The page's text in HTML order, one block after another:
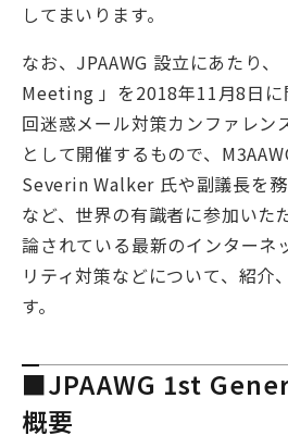
してまいります。
なお、JPAAWG 設立にあたり
Meeting 」を2018年11月8日に
回迷惑メール対策カンファレン
として開催するもので、
Severin Walker 氏や副議長を
など、世界の有識者に参加いた
論されている最新のインターネ
リティ対策などについて、紹介
す。
■JPAAWG 1st
概要